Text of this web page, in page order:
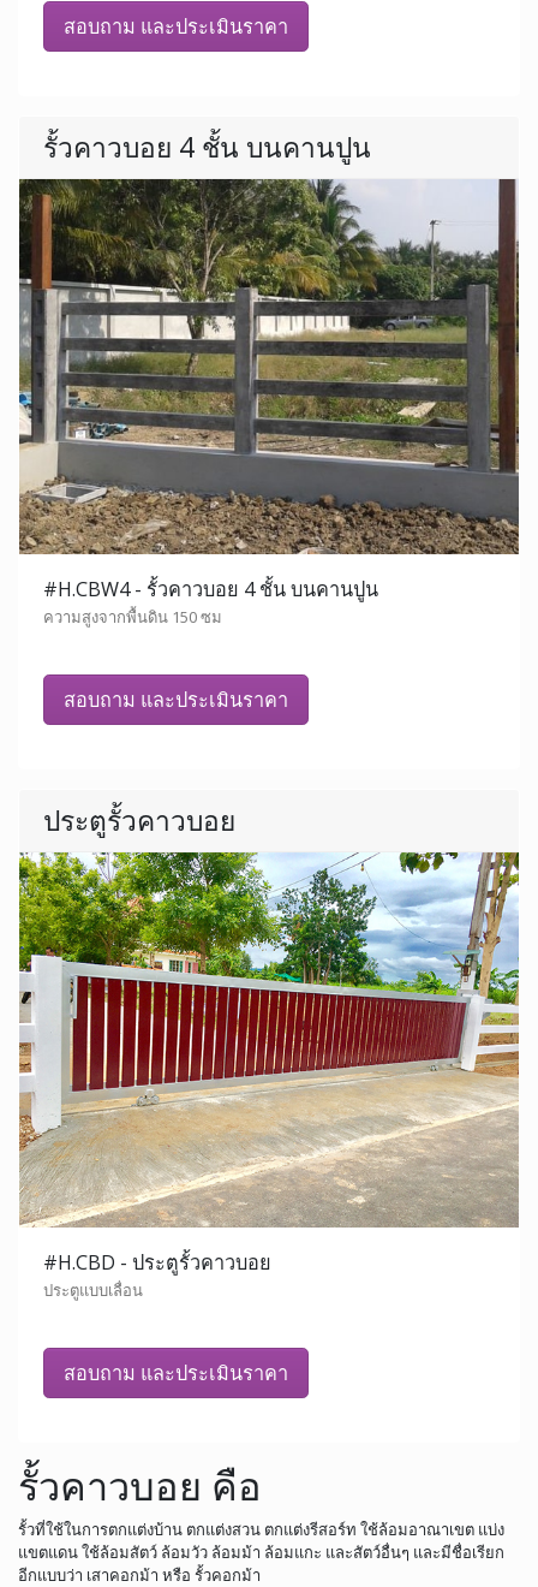
สอบถาม และประเมินราคา
รั้วคาวบอย 4 ชั้น บนคานปูน
#H.CBW4 - รั้วคาวบอย 4 ชั้น บนคานปูน
ความสูงจากพื้นดิน 150 ซม
สอบถาม และประเมินราคา
ประตูรั้วคาวบอย
#H.CBD - ประตูรั้วคาวบอย
ประตูแบบเลื่อน
สอบถาม และประเมินราคา
รั้วคาวบอย คือ
รั้วที่ใช้ในการตกแต่งบ้าน ตกแต่งสวน ตกแต่งรีสอร์ท ใช้ล้อมอาณาเขต แบ่ง
แขตแดน ใช้ล้อมสัตว์ ล้อมวัว ล้อมม้า ล้อมแกะ และสัตว์อื่นๆ และมีชื่อเรียก
อีกแบบว่า เสาคอกม้า หรือ รั้วคอกม้า